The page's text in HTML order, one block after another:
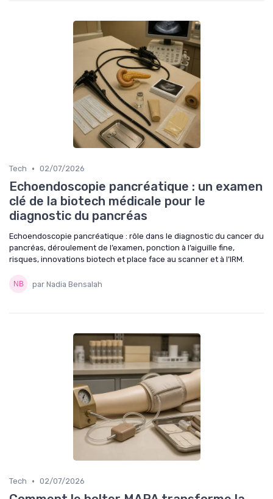
Tech • 02/07/2026
Echoendoscopie pancréatique : un examen
clé de la biotech médicale pour le
diagnostic du pancréas
Echoendoscopie pancréatique : rôle dans le diagnostic du cancer du
pancréas, déroulement de l’examen, ponction à l’aiguille fine,
risques, innovations biotech et place face au scanner et à l’IRM.
par Nadia Bensalah
Tech • 02/07/2026